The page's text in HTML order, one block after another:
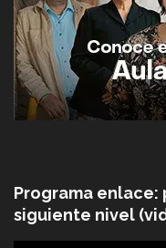
Programa enlace:
siguiente nivel